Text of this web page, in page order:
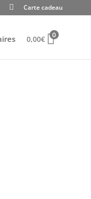
Carte cadeau
0,00€ 0